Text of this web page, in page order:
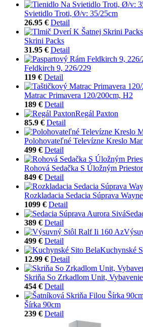
Svietidlo Troti, Ø/v: 35/25cm
26.95 € Detail
Skrini Packs
31.95 € Detail
Feldkirch 9, 226/229
119 € Detail
Matrac Primavera 120/200cm, H2
189 € Detail
Regál Paxton
85.9 € Detail
Polohovateľné Televízne Kreslo
499 € Detail
Rohová Sedačka S Úložným
849 € Detail
Rozkladacia Sedacia Súprava
1099 € Detail
389 € Detail
499 € Detail
Kuchynské
12.99 € Detail
Skriňa So Zrkadlom Unit,
454 € Detail
Šírka 90cm
239 € Detail